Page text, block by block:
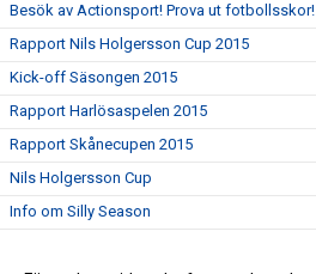
Besök av Actionsport! Prova ut fotbollsskor!
Rapport Nils Holgersson Cup 2015
Kick-off Säsongen 2015
Rapport Harlösaspelen 2015
Rapport Skånecupen 2015
Nils Holgersson Cup
Info om Silly Season